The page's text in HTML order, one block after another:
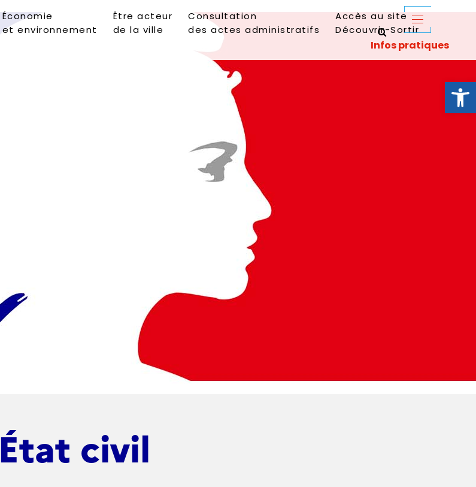
Ouvrir
Économie
et environnement
Être acteur
de la ville
Consultation
des actes administratifs
Accès au site
Découvrir-Sortir
État civil